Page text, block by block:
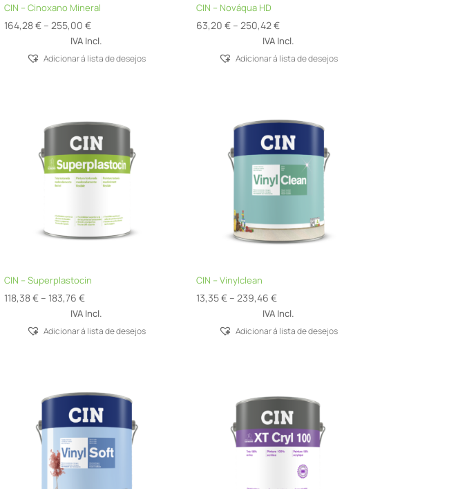
CIN – Cinoxano Mineral
164,28€ – 255,00€Price
range:
164,28 €
IVA Incl.
Adicionar á lista de desejos
CIN – Nováqua HD
63,20€ – 250,42€Price
range:
63,20 €
IVA Incl.
Adicionar á lista de desejos
CIN – Superplastocin
118,38€ – 183,76€Price
range:
118,38 €
IVA Incl.
Adicionar á lista de desejos
CIN – Vinylclean
13,35€ – 239,46€Price
range:
13,35 €
IVA Incl.
Adicionar á lista de desejos